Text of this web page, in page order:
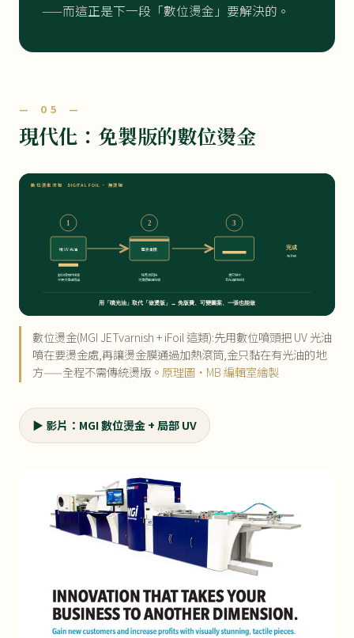
——而這正是下一段「數位燙金」要解決的。
— 05 —
現代化：免製版的數位燙金
數位燙金流程 DIGITAL FOIL · 無燙版
1
噴 UV 光油
數位噴頭依檔案
在要燙金處噴出
2
壓燙金膜
加熱滾筒把
燙金膜壓過紙面
3
金只黏在
有光油的區域
完成
免燙版
用「噴光油」取代「做燙版」→ 免版費、可變圖案、一張也能做
數位燙金(MGI JETvarnish + iFoil 這類):先用數位噴頭把 UV 光油
噴在要燙金處,再讓燙金膜通過加熱滾筒,金只黏在有光油的地
方——全程不需傳統燙版。 原理圖・MB 編輯室繪製
▶ 影片：MGI 數位燙金 + 局部 UV